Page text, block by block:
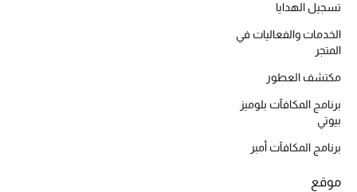
الجديد في عالم الجمال
العطور
تسجيل الهدايا
الخدمات والفعاليات في
المتجر
مكتشف العطور
برنامج المكافآت بلوميز
بيوتي
برنامج المكافآت أمبر
موقع